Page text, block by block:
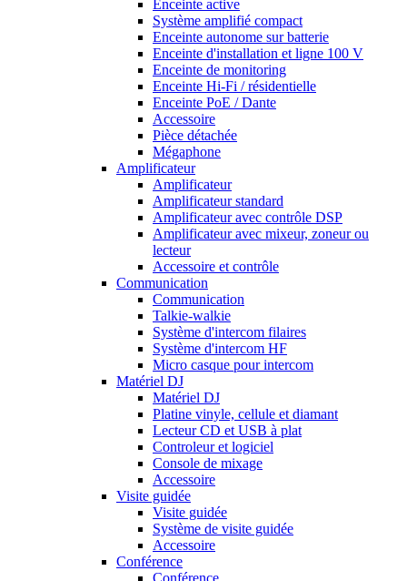
Enceinte active
Système amplifié compact
Enceinte autonome sur batterie
Enceinte d'installation et ligne 100 V
Enceinte de monitoring
Enceinte Hi-Fi / résidentielle
Enceinte PoE / Dante
Accessoire
Pièce détachée
Mégaphone
Amplificateur
Amplificateur
Amplificateur standard
Amplificateur avec contrôle DSP
Amplificateur avec mixeur, zoneur ou
lecteur
Accessoire et contrôle
Communication
Communication
Talkie-walkie
Système d'intercom filaires
Système d'intercom HF
Micro casque pour intercom
Matériel DJ
Matériel DJ
Platine vinyle, cellule et diamant
Lecteur CD et USB à plat
Controleur et logiciel
Console de mixage
Accessoire
Visite guidée
Visite guidée
Système de visite guidée
Accessoire
Conférence
Conférence